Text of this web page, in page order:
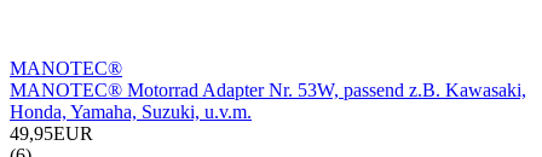
MANOTEC®
MANOTEC® Motorrad Adapter Nr. 53W, passend z.B. Kawasaki,
Honda, Yamaha, Suzuki, u.v.m.
49,95EUR